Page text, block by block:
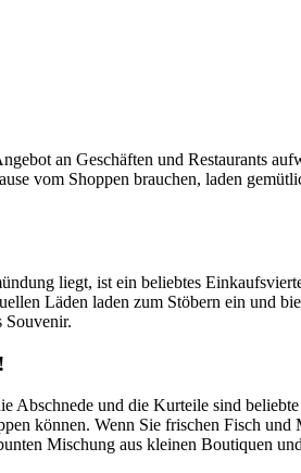
an Geschäften und Restaurants
vom Shoppen brauchen, laden
liegt, ist ein beliebtes
Läden laden zum Stöbern ein und
Souvenir.
und die Kurteile sind
können. Wenn Sie frischen Fisch
Mischung aus kleinen Boutiquen